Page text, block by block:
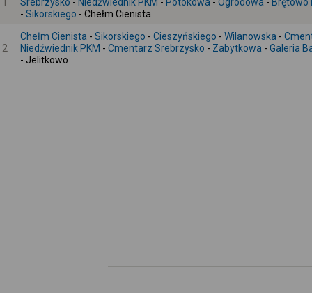
- Sikorskiego - Chełm Cienista
2
Chełm Cienista - Sikorskiego - Cieszyńskiego - Wilanowska -
Niedźwiednik PKM - Cmentarz Srebrzysko - Zabytkowa - Galeria
- Jelitkowo